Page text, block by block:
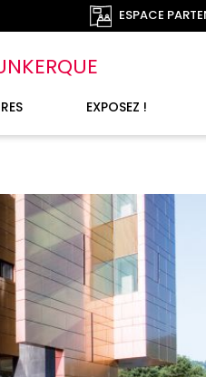
ESPACE
EXPOSEZ !